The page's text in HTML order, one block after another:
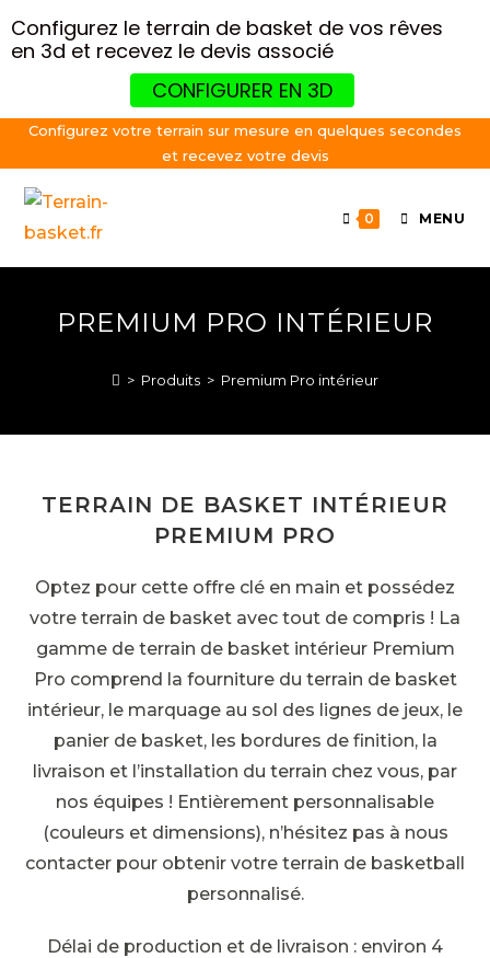
Skip
content
Configurez votre terrain sur mesure en quelques secondes
et recevez votre devis
0 MENU
PREMIUM PRO INTÉRIEUR
> Produits > Premium Pro intérieur
TERRAIN DE BASKET INTÉRIEUR
PREMIUM PRO
Optez pour cette offre clé en main et possédez
votre terrain de basket avec tout de compris ! La
gamme de terrain de basket intérieur Premium
Pro comprend la fourniture du terrain de basket
intérieur, le marquage au sol des lignes de jeux, le
panier de basket, les bordures de finition, la
livraison et l’installation du terrain chez vous, par
nos équipes ! Entièrement personnalisable
(couleurs et dimensions), n’hésitez pas à nous
contacter pour obtenir votre terrain de basketball
personnalisé.
Délai de production et de livraison : environ 4
Configurez le terrain de basket de vos rêves
en 3d et recevez le devis associé
CONFIGURER EN 3D